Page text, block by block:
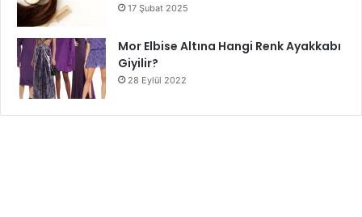
17 Şubat 2025
Mor Elbise Altına Hangi Renk Ayakkabı
Giyilir?
28 Eylül 2022